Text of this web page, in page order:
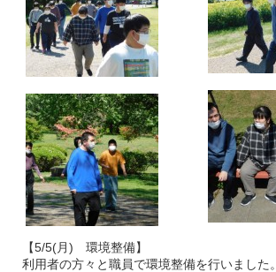
【5/5(月) 環境整備】
利用者の方々と職員で環境整備を行いました。